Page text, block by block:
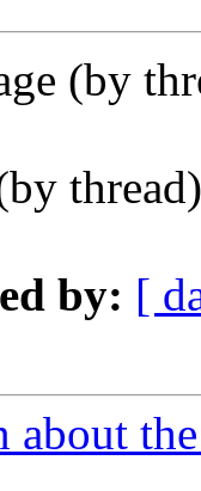
(by
by: [
about